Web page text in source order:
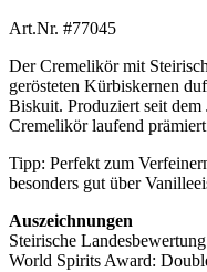
Art.Nr. #77045
Der Cremelikör mit
gerösteten Kürbiskernen
Biskuit. Produziert seit dem
Cremelikör laufend
Tipp: Perfekt zum
besonders gut über
Auszeichnungen
Steirische
World Spirits Award: